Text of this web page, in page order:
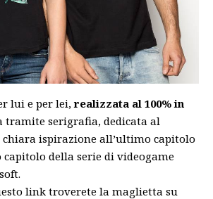
lui e per lei,realizzata al 100% in
tramite serigrafia, dedicata al
chiara ispirazione all’ultimo capitolo
della serie di videogame
link troverete la maglietta su